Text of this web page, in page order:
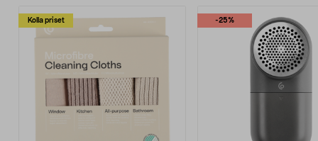
Kolla priset -25%